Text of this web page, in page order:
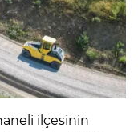
ilçesinin